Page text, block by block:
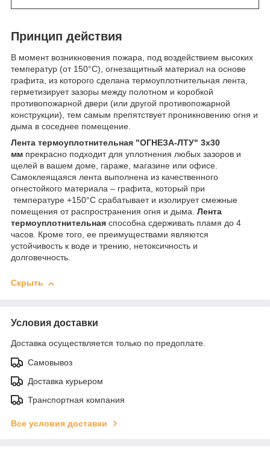
Принцип действия
В момент возникновения пожара, под воздействием высоких
температур (от 150°С), огнезащитный материал на основе
графита, из которого сделана термоуплотнительная лента,
герметизирует зазоры между полотном и коробкой
противопожарной двери (или другой противопожарной
конструкции), тем самым препятствует проникновению огня и
дыма в соседнее помещение.
Лента термоуплотнительная "ОГНЕЗА-ЛТУ" 3х30
мм прекрасно подходит для уплотнения любых зазоров и
щелей в вашем доме, гараже, магазине или офисе.
Самоклеящаяся лента выполнена из качественного
огнестойкого материала – графита, который при
температуре +150°С срабатывает и изолирует смежные
помещения от распространения огня и дыма. Лента
термоуплотнительная способна сдерживать пламя до 4
часов. Кроме того, ее преимуществами являются
устойчивость к воде и трению, нетоксичность и
долговечность.
Скрыть
Условия доставки
Доставка осуществляется только по предоплате.
Самовывоз
Доставка курьером
Транспортная компания
Все условия доставки